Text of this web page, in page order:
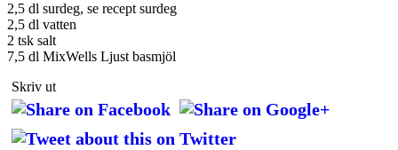
2,5 dl surdeg, se recept surdeg
2,5 dl vatten
2 tsk salt
7,5 dl MixWells Ljust basmjöl
Skriv ut